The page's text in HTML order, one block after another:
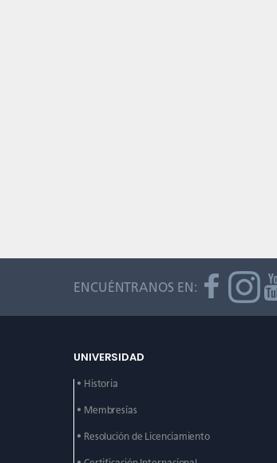
ENCUÉNTRANOS EN:
UNIVERSIDAD
• Historia
• Membresías
• Resolución de Licenciamiento